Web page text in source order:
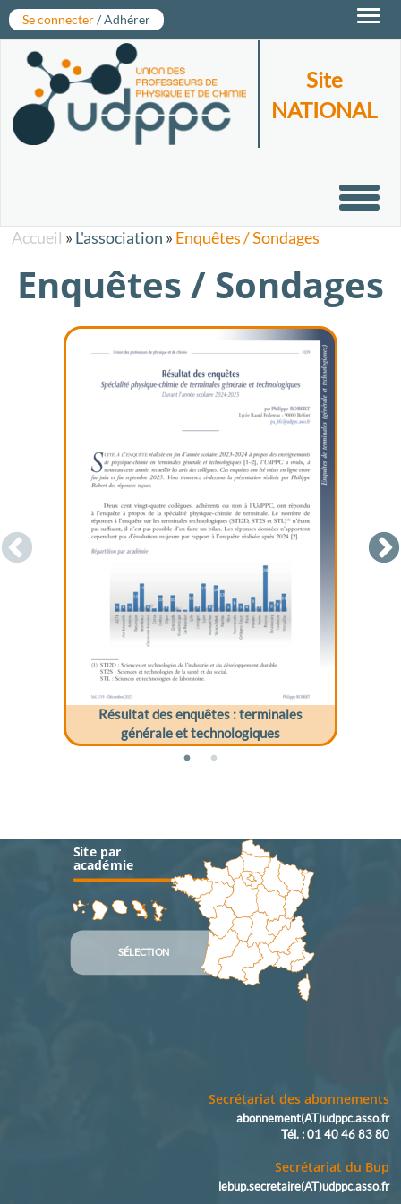
Se connecter/ Adhérer
Site
NATIONAL
Accueil » L'association » Enquêtes / Sondages
Enquêtes / Sondages
Résultat des enquêtes : terminales
générale et technologiques
Site par
académie
SÉLECTION
Secrétariat des abonnements
abonnement(AT)udppc.asso.fr
Tél. : 01 40 46 83 80
Secrétariat du Bup
lebup.secretaire(AT)udppc.asso.fr